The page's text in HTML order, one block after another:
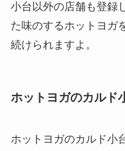
小台以外の店舗も登録
た味のするホットヨガ
続けられますよ。
ホットヨガのカルド
ホットヨガのカルド小